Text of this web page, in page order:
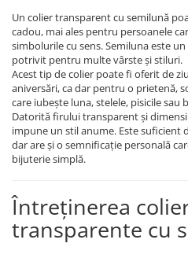
Un colier transparent cu semilună
cadou, mai ales pentru persoanele
simbolurile cu sens. Semiluna este
potrivit pentru multe vârste și stiluri.
Acest tip de colier poate fi oferit de
aniversări, ca dar pentru o prietenă,
care iubește luna, stelele, pisicile sau
Datorită firului transparent și
impune un stil anume. Este suficient
dar are și o semnificație personală
bijuterie simplă.
Întreținerea
transparente cu